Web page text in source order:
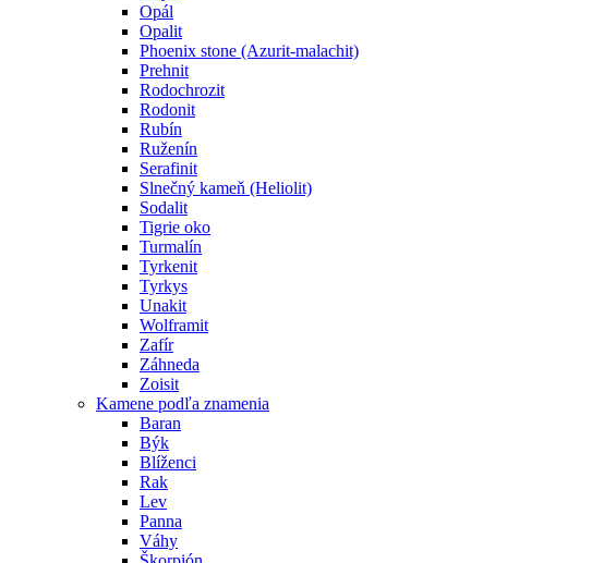
Opál
Opalit
Phoenix stone (Azurit-malachit)
Prehnit
Rodochrozit
Rodonit
Rubín
Ruženín
Serafinit
Slnečný kameň (Heliolit)
Sodalit
Tigrie oko
Turmalín
Tyrkenit
Tyrkys
Unakit
Wolframit
Zafír
Záhneda
Zoisit
Kamene podľa znamenia
Baran
Býk
Blíženci
Rak
Lev
Panna
Váhy